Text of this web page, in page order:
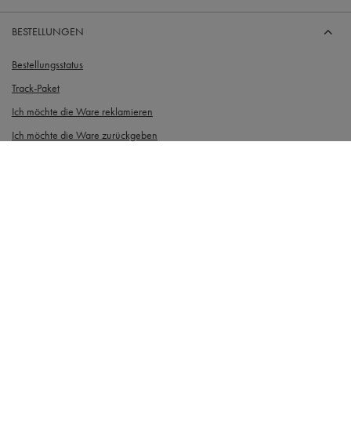
BESTELLUNGEN
Bestellungsstatus
Track-Paket
Ich möchte die Ware reklamieren
Ich möchte die Ware zurückgeben